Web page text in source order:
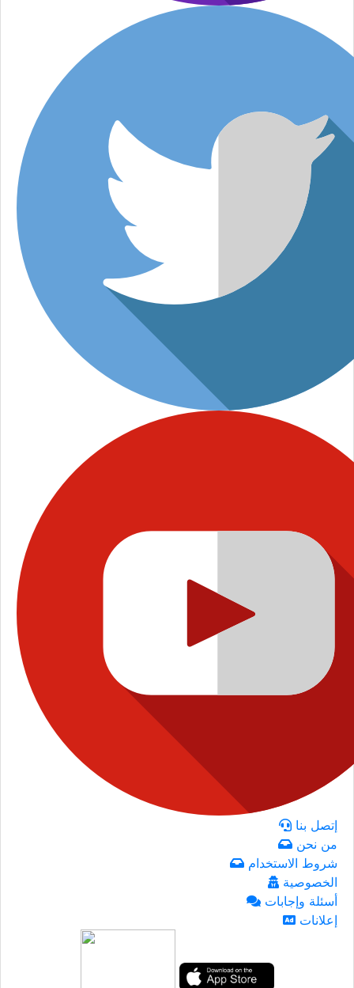
إتصل بنا
من نحن
شروط الاستخدام
الخصوصية
أسئلة وإجابات
إعلانات